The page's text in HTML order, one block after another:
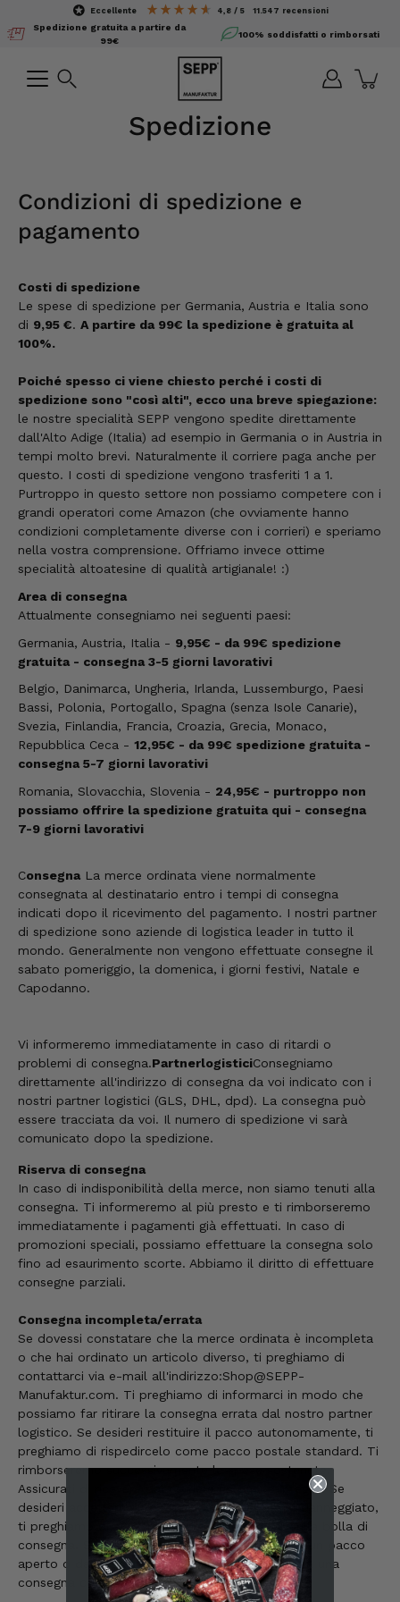
contenuto
Spedizione gratuita a partire da
99€
eccellente 4,8 / 5 11.547 recensioni
100% soddisfatti o rimborsati
Spedizione
Condizioni di spedizione e
pagamento
Costi di spedizione
Le spese di spedizione per Germania, Austria e Italia sono
di 9,95 €. A partire da 99€ la spedizione è gratuita al
100%.
Poiché spesso ci viene chiesto perché i costi di
spedizione sono "così alti", ecco una breve spiegazione:
le nostre specialità SEPP vengono spedite direttamente
dall'Alto Adige (Italia) ad esempio in Germania o in Austria in
tempi molto brevi. Naturalmente il corriere paga anche per
questo. I costi di spedizione vengono trasferiti 1 a 1.
Purtroppo in questo settore non possiamo competere con i
grandi operatori come Amazon (che ovviamente hanno
condizioni completamente diverse con i corrieri) e speriamo
nella vostra comprensione. Offriamo invece ottime
specialità altoatesine di qualità artigianale! :)
Area di consegna
Attualmente consegniamo nei seguenti paesi:
Germania, Austria, Italia - 9,95€ - da 99€ spedizione
gratuita - consegna 3-5 giorni lavorativi
Belgio, Danimarca, Ungheria, Irlanda, Lussemburgo, Paesi
Bassi, Polonia, Portogallo, Spagna (senza Isole Canarie),
Svezia, Finlandia, Francia, Croazia, Grecia, Monaco,
Repubblica Ceca - 12,95€ - da 99€ spedizione gratuita -
consegna 5-7 giorni lavorativi
Romania, Slovacchia, Slovenia - 24,95€ - purtroppo non
possiamo offrire la spedizione gratuita qui - consegna
7-9 giorni lavorativi
Consegna La merce ordinata viene normalmente
consegnata al destinatario entro i tempi di consegna
indicati dopo il ricevimento del pagamento. I nostri partner
di spedizione sono aziende di logistica leader in tutto il
mondo. Generalmente non vengono effettuate consegne il
sabato pomeriggio, la domenica, i giorni festivi, Natale e
Capodanno.
Vi informeremo immediatamente in caso di ritardi o
problemi di consegna.PartnerlogisticiConsegniamo
direttamente all'indirizzo di consegna da voi indicato con i
nostri partner logistici (GLS, DHL, dpd). La consegna può
essere tracciata da voi. Il numero di spedizione vi sarà
comunicato dopo la spedizione.
Riserva di consegna
In caso di indisponibilità della merce, non siamo tenuti alla
consegna. Ti informeremo al più presto e ti rimborseremo
immediatamente i pagamenti già effettuati. In caso di
promozioni speciali, possiamo effettuare la consegna solo
fino ad esaurimento scorte. Abbiamo il diritto di effettuare
consegne parziali.
Consegna incompleta/errata
Se dovessi constatare che la merce ordinata è incompleta
o che hai ordinato un articolo diverso, ti preghiamo di
contattarci via e-mail all'indirizzo:Shop@SEPP-
Manufaktur.com. Ti preghiamo di informarci in modo che
possiamo far ritirare la consegna errata dal nostro partner
logistico. Se desideri restituire il pacco autonomamente, ti
preghiamo di rispedircelo come pacco postale standard. Ti
rimborseremo successivamente le spese sostenute.
Assicurati di ricevere dal corriere un pacco integro. Se
desideri accettare un pacco solo leggermente danneggiato,
ti preghiamo di scrivere la nota "con riserva" sulla bolla di
consegna. Senza questa nota, l'accettazione di un pacco
aperto o danneggiato è tacitamente considerata una
consegna corretta.
6.231recensioni